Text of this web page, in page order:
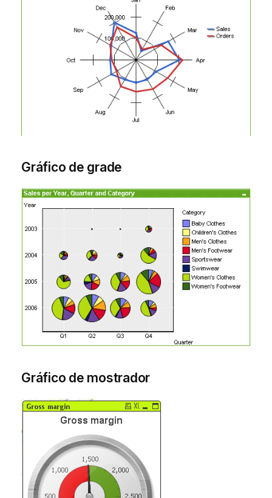
Gráfico de grade
Gráfico de mostrador